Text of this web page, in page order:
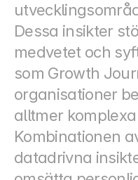
Dessa insikter
medvetet och
som Growth
organisationer
alltmer
Kombinationen
datadrivna